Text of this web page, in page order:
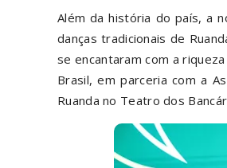
Além da história do país, a
danças tradicionais de
se encantaram com a
Brasil, em parceria com a
Ruanda no Teatro dos